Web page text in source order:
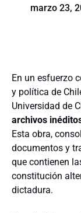
marzo 23,
En un esfuerzo
y política de
Universidad de
archivos
Esta obra,
documentos y
que contienen
constitución
dictadura.